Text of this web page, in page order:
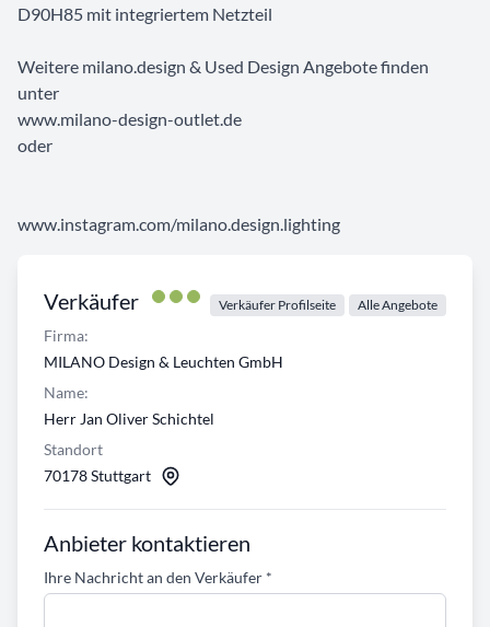
Verkäufer Verkäufer Profilseite Alle Angebote
Firma:
MILANO Design & Leuchten GmbH
Name:
Herr Jan Oliver Schichtel
Standort
70178 Stuttgart
Anbieter kontaktieren
Ihre Nachricht an den Verkäufer *
D90H85 mit integriertem Netzteil
Weitere milano.design & Used Design Angebote finden
unter
www.milano-design-outlet.de
oder
www.instagram.com/milano.design.lighting